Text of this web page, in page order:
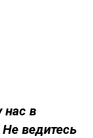
нас в
Не ведитесь